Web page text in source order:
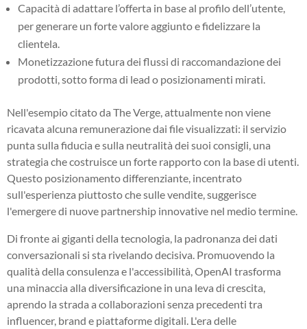
Capacità di adattare l’offerta in base al profilo dell’utente,
per generare un forte valore aggiunto e fidelizzare la
clientela.
Monetizzazione futura dei flussi di raccomandazione dei
prodotti, sotto forma di lead o posizionamenti mirati.
Nell'esempio citato da The Verge, attualmente non viene
ricavata alcuna remunerazione dai file visualizzati: il servizio
punta sulla fiducia e sulla neutralità dei suoi consigli, una
strategia che costruisce un forte rapporto con la base di utenti.
Questo posizionamento differenziante, incentrato
sull'esperienza piuttosto che sulle vendite, suggerisce
l'emergere di nuove partnership innovative nel medio termine.
Di fronte ai giganti della tecnologia, la padronanza dei dati
conversazionali si sta rivelando decisiva. Promuovendo la
qualità della consulenza e l'accessibilità, OpenAI trasforma
una minaccia alla diversificazione in una leva di crescita,
aprendo la strada a collaborazioni senza precedenti tra
influencer, brand e piattaforme digitali. L'era delle